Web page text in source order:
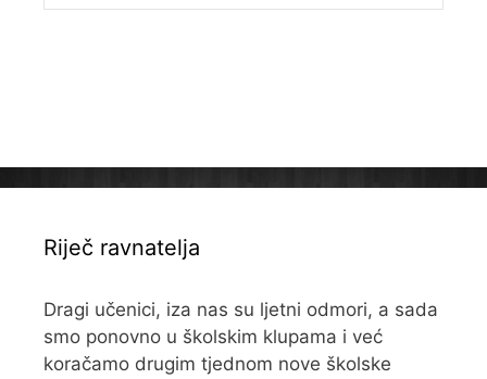
Riječ ravnatelja
Dragi učenici, iza nas su ljetni odmori, a sada
smo ponovno u školskim klupama i već
koračamo drugim tjednom nove školske